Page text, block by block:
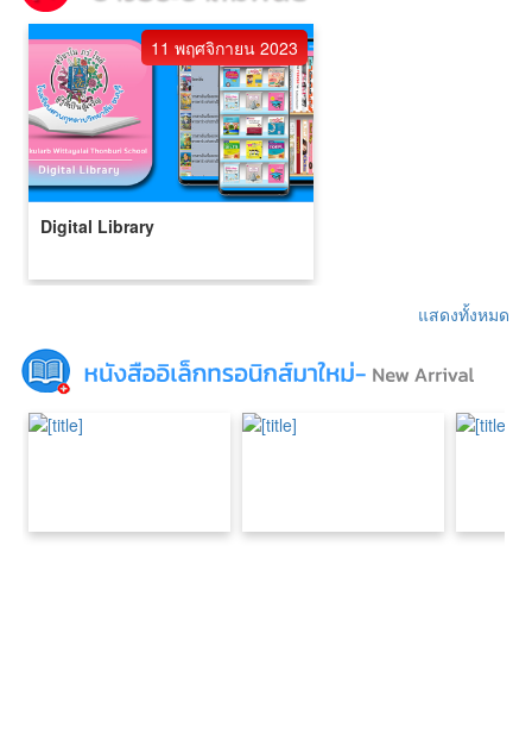
11 พฤศจิกายน 2023
Digital Library
แสดงทั้งหมด